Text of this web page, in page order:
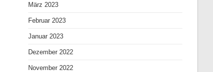
März 2023
Februar 2023
Januar 2023
Dezember 2022
November 2022